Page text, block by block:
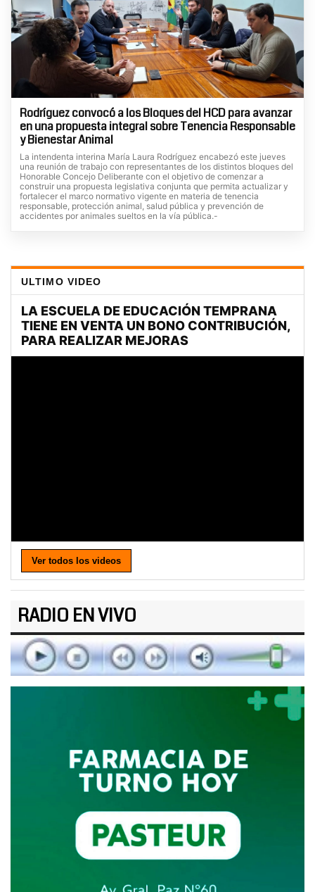
Rodríguez convocó a los Bloques del HCD para avanzar
en una propuesta integral sobre Tenencia Responsable
y Bienestar Animal
La intendenta interina María Laura Rodríguez encabezó este jueves
una reunión de trabajo con representantes de los distintos bloques del
Honorable Concejo Deliberante con el objetivo de comenzar a
construir una propuesta legislativa conjunta que permita actualizar y
fortalecer el marco normativo vigente en materia de tenencia
responsable, protección animal, salud pública y prevención de
accidentes por animales sueltos en la vía pública.-
ULTIMO VIDEO
Ver todos los videos
RADIO EN VIVO